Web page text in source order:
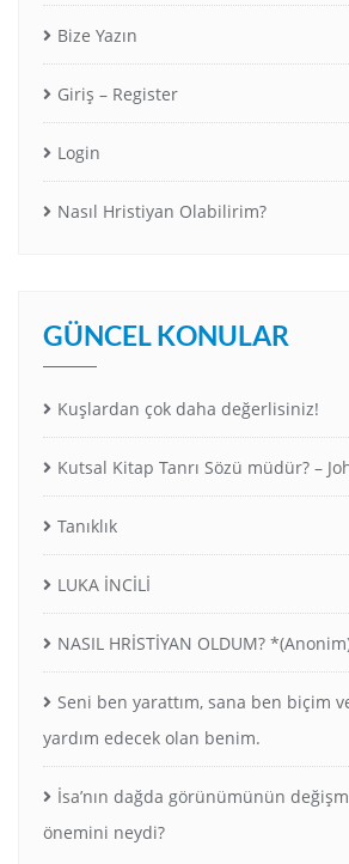
Bize Yazın
Giriş – Register
Login
Nasıl Hristiyan Olabilirim?
GÜNCEL KONULAR
Kuşlardan çok daha değerlisiniz!
Kutsal Kitap Tanrı Sözü müdür? –
Tanıklık
LUKA İNCİLİ
NASIL HRİSTİYAN OLDUM?
Seni ben yarattım, sana ben biçim
yardım edecek olan benim.
İsa’nın dağda görünümünün
önemini neydi?